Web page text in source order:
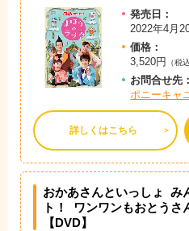
発売日：
2022年4月
価格：
3,520円
（税
お問合せ先：
ポニーキャ
詳しくはこちら
おかあさんといっしょ み
ト！
ワンワンもおとうさ
【DVD】